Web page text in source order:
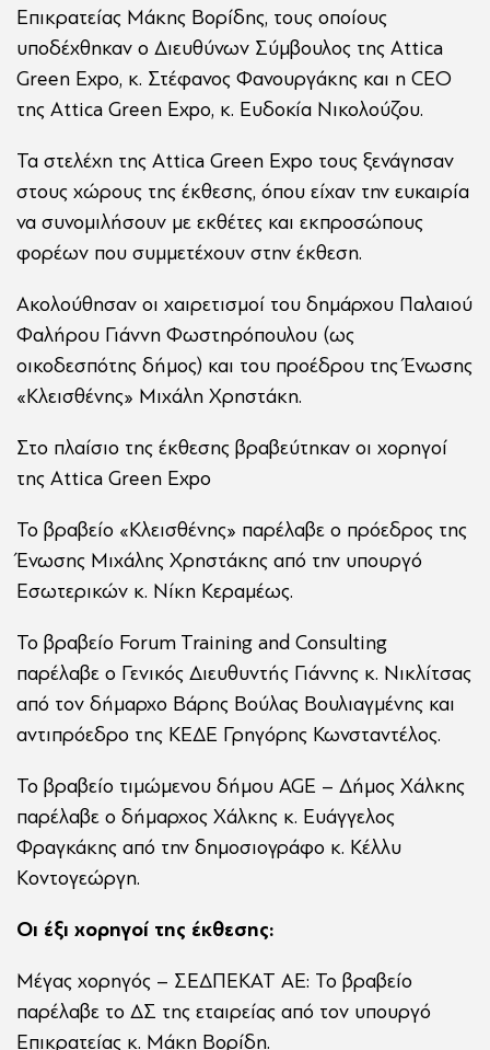
Επικρατείας Μάκης Βορίδης, τους οποίους
υποδέχθηκαν ο Διευθύνων Σύμβουλος της Attica
Green Expo, κ. Στέφανος Φανουργάκης και η CEO
της Attica Green Expo, κ. Ευδοκία Νικολούζου.
Τα στελέχη της Attica Green Expo τους ξενάγησαν
στους χώρους της έκθεσης, όπου είχαν την ευκαιρία
να συνομιλήσουν με εκθέτες και εκπροσώπους
φορέων που συμμετέχουν στην έκθεση.
Ακολούθησαν οι χαιρετισμοί του δημάρχου Παλαιού
Φαλήρου Γιάννη Φωστηρόπουλου (ως
οικοδεσπότης δήμος) και του προέδρου της Ένωσης
«Κλεισθένης» Μιχάλη Χρηστάκη.
Στο πλαίσιο της έκθεσης βραβεύτηκαν οι χορηγοί
της Attica Green Expo
Το βραβείο «Κλεισθένης» παρέλαβε ο πρόεδρος της
Ένωσης Μιχάλης Χρηστάκης από την υπουργό
Εσωτερικών κ. Νίκη Κεραμέως.
Το βραβείο Forum Training and Consulting
παρέλαβε ο Γενικός Διευθυντής Γιάννης κ. Νικλίτσας
από τoν δήμαρχο Βάρης Βούλας Βουλιαγμένης και
αντιπρόεδρο της ΚΕΔΕ Γρηγόρης Κωνσταντέλος.
Το βραβείο τιμώμενου δήμου AGE – Δήμος Χάλκης
παρέλαβε ο δήμαρχος Χάλκης κ. Ευάγγελος
Φραγκάκης από την δημοσιογράφο κ. Κέλλυ
Κοντογεώργη.
Oι έξι χορηγοί της έκθεσης:
Μέγας χορηγός – ΣΕΔΠΕΚΑΤ ΑΕ: Το βραβείο
παρέλαβε το ΔΣ της εταιρείας από τον υπουργό
Επικρατείας κ. Μάκη Βορίδη.